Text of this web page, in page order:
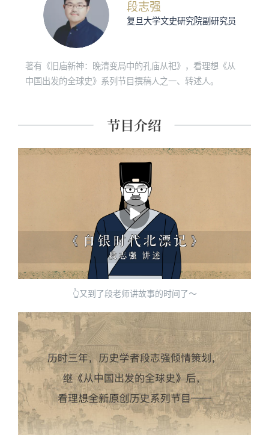
段志强
复旦大学文史研究院副研究员
著有《旧庙新神：晚清变局中的孔庙从祀》，看理想《从
中国出发的全球史》系列节目撰稿人之一、转述人。
👆又到了段老师讲故事的时间了～